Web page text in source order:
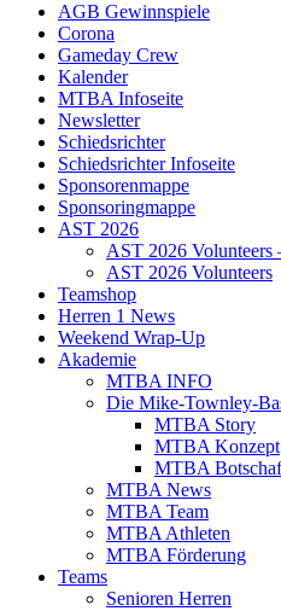
AGB Gewinnspiele
Corona
Gameday Crew
Kalender
MTBA Infoseite
Newsletter
Schiedsrichter
Schiedsrichter Infoseite
Sponsorenmappe
Sponsoringmappe
AST 2026
AST 2026 Volunteers
AST 2026 Volunteers
Teamshop
Herren 1 News
Weekend Wrap-Up
Akademie
MTBA INFO
Die Mike-Townley-
MTBA Story
MTBA Konzept
MTBA
MTBA News
MTBA Team
MTBA Athleten
MTBA Förderung
Teams
Senioren Herren